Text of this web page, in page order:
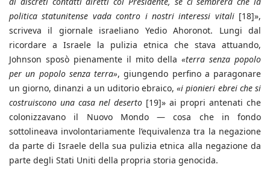
politica statunitense vada contro i nostri interessi vitali [18]»,
scriveva il giornale israeliano Yedio Ahoronot. Lungi dal
ricordare a Israele la pulizia etnica che stava attuando,
Johnson sposò pienamente il mito della«terra senza popolo
per un popolo senza terra», giungendo perfino a paragonare
un giorno, dinanzi a un uditorio ebraico,«i pionieri ebrei che si
costruiscono una casa nel deserto [19]» ai propri antenati che
colonizzavano il Nuovo Mondo — cosa che in fondo
sottolineava involontariamente l’equivalenza tra la negazione
da parte di Israele della sua pulizia etnica alla negazione da
parte degli Stati Uniti della propria storia genocida.